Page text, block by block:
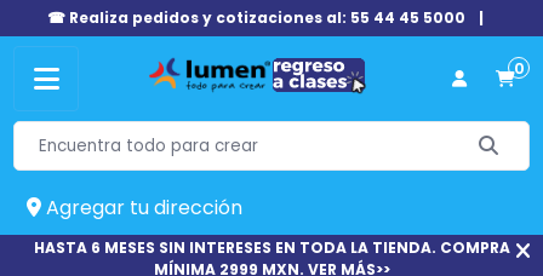
☎ Realiza pedidos y cotizaciones al: 55 44 45 5000 |
0
Agregar tu dirección
HASTA 6 MESES SIN INTERESES EN TODA LA TIENDA. COMPRA
MÍNIMA 2999 MXN. VER MÁS>>